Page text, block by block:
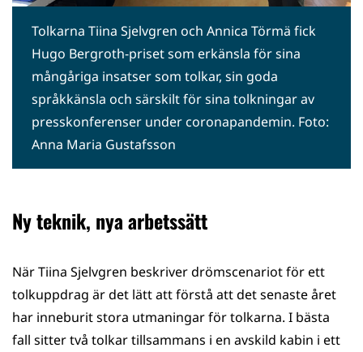
Tolkarna Tiina Sjelvgren och Annica Törmä fick
Hugo Bergroth-priset som erkänsla för sina
mångåriga insatser som tolkar, sin goda
språkkänsla och särskilt för sina tolkningar av
presskonferenser under coronapandemin. Foto:
Anna Maria Gustafsson
Ny teknik, nya arbetssätt
När Tiina Sjelvgren beskriver drömscenariot för ett
tolkuppdrag är det lätt att förstå att det senaste året
har inneburit stora utmaningar för tolkarna. I bästa
fall sitter två tolkar tillsammans i en avskild kabin i ett